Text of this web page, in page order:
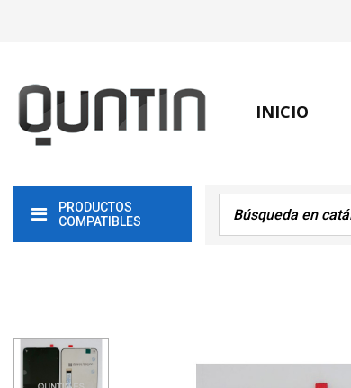
INICIO
PRODUCTOS
COMPATIBLES